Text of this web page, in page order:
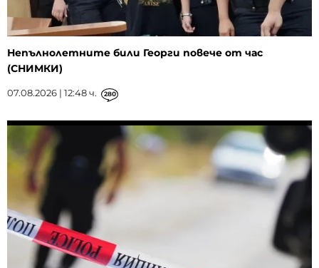
Непълнолетните били Георги повече от час
(СНИМКИ)
07.08.2026 | 12:48 ч. 280